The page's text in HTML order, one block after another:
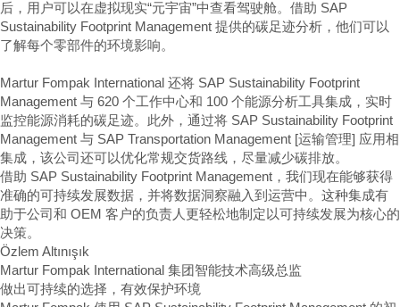
后，用户可以在虚拟现实“元宇宙”中查看驾驶舱。借助 SAP
Sustainability Footprint Management 提供的碳足迹分析，他们可以
了解每个零部件的环境影响。
Martur Fompak International 还将 SAP Sustainability Footprint
Management 与 620 个工作中心和 100 个能源分析工具集成，实时
监控能源消耗的碳足迹。此外，通过将 SAP Sustainability Footprint
Management 与 SAP Transportation Management [运输管理] 应用相
集成，该公司还可以优化常规交货路线，尽量减少碳排放。
借助 SAP Sustainability Footprint Management，我们现在能够获得
准确的可持续发展数据，并将数据洞察融入到运营中。这种集成有
助于公司和 OEM 客户的负责人更轻松地制定以可持续发展为核心的
决策。
Özlem Altınışık
Martur Fompak International 集团智能技术高级总监
做出可持续的选择，有效保护环境